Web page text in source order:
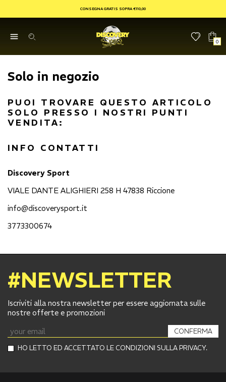
CONSEGNA GRATIS SOPRA €110,00
0
Solo in negozio
PUOI TROVARE QUESTO ARTICOLO
SOLO PRESSO I NOSTRI PUNTI
VENDITA:
INFO CONTATTI
Discovery Sport
VIALE DANTE ALIGHIERI 258 H 47838 Riccione
info@discoverysport.it
3773300674
#NEWSLETTER
Iscriviti alla nostra newsletter per essere aggiornata sulle
nostre offerte e promozioni
HO LETTO ED ACCETTATO LE CONDIZIONI SULLA PRIVACY.
CONFERMA